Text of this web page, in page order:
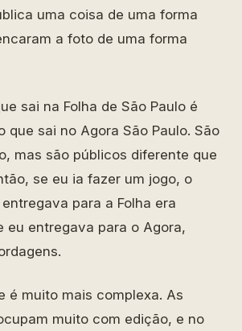
uma coisa de uma forma
a foto de uma forma
sai na Folha de São Paulo é
que sai no Agora São Paulo. São
mas são públicos diferente que
se eu ia fazer um jogo, o
para a Folha era
eu entregava para o Agora,
é muito mais complexa. As
muito com edição, e no